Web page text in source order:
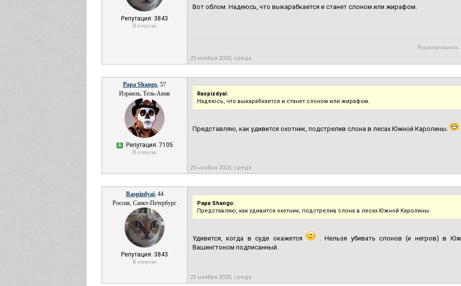
Репутация: 3843
В отпуске
Вот облом. Надеюсь, что выкарабкается и станет слоном или жирафом.
25 ноября 2020, среда
Papa Shango, 57
Израиль, Тель-Авив
А Репутация: 7105
В отпуске
Raspizdyai:
Надеюсь, что выкарабкается и станет слоном или жирафом.
Представляю, как удивится охотник, подстрелив слона в лесах Южной Каролины.
25 ноября 2020, среда
Raspizdyai, 44
Россия, Санкт-Петербург
Репутация: 3843
В отпуске
Papa Shango:
Представляю, как удивится охотник, подстрелив слона в лесах Южной Каролины.
Удивится, когда в суде окажется
. Нельзя убивать слонов (и негров) в
Вашингтоном подписанный.
25 ноября 2020, среда